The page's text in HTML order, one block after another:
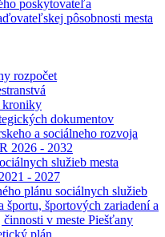
poskytovateľa
pôsobnosti mesta
rozpočet
kroniky
dokumentov
a sociálneho rozvoja
2026 - 2032
služieb mesta
- 2027
plánu sociálnych služieb
športu, športových zariadení a
v meste Piešťany
plán